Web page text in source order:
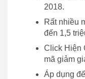
2018.
Rất nhiều
đến 1,5
Click Hiện
mã giảm
Áp dụng